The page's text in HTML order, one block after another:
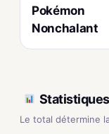
Pokémon
Nonchalant
Le total détermine